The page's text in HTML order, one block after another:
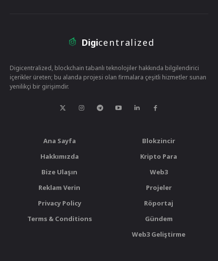
Digicentralized
Digicentralized, blockchain tabanlı teknolojiler hakkında bilgilendirici
içerikler üreten; bu alanda projesi olan firmalara çeşitli hizmetler sunan
yenilikçi bir girişimdir.
Ana Sayfa
Hakkımızda
Bize Ulaşın
Reklam Verin
Privacy Policy
Terms & Conditions
Blokzincir
Kripto Para
Web3
Projeler
Röportaj
Gündem
Web3 Geliştirme